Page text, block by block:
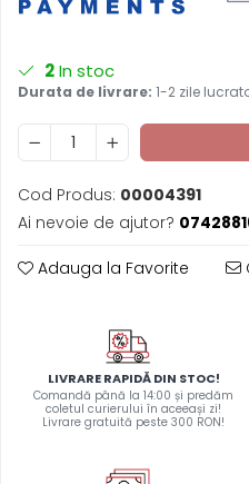
Module atasabile Arduino
Senzori Arduino
pentru Arduino
Termostate
Motoare si variatoare
Variatoare turatie
Surse de alimentare
Alimentatoare AC-DC
Invertoare DC-AC
2In stoc
Durata de livrare: 1-2 zile
Cod Produs: 00004391
Ai nevoie de ajutor?
Adauga la Favorite
LIVRARE RAPIDĂ DIN STOC!
Comandă până la 14:00 și predăm
coletul curierului în aceeași zi!
Livrare gratuită peste 300 RON!